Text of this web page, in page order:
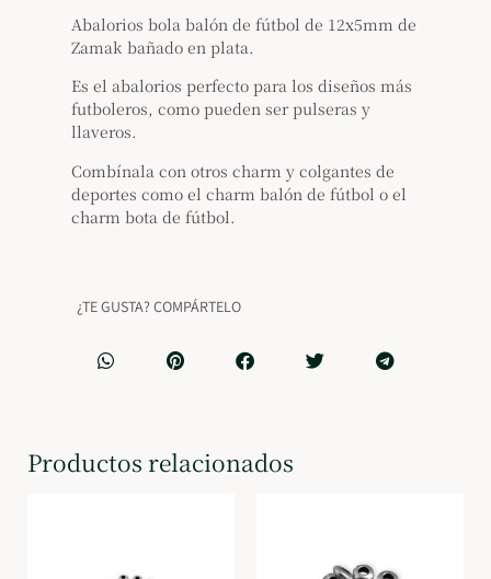
Abalorios bola balón de fútbol de 12x5mm de
Zamak bañado en plata.
Es el abalorios perfecto para los diseños más
futboleros, como pueden ser pulseras y
llaveros.
Combínala con otros charm y colgantes de
deportes como el charm balón de fútbol o el
charm bota de fútbol.
¿TE GUSTA? COMPÁRTELO
Productos relacionados